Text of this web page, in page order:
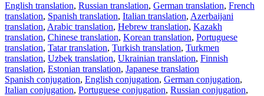
English translation, Russian translation, German translation, French
translation, Spanish translation, Italian translation, Azerbaijani
translation, Arabic translation, Hebrew translation, Kazakh
translation, Chinese translation, Korean translation, Portuguese
translation, Tatar translation, Turkish translation, Turkmen
translation, Uzbek translation, Ukrainian translation, Finnish
translation, Estonian translation, Japanese translation
Spanish conjugation, English conjugation, German conjugation,
Italian conjugation, Portuguese conjugation, Russian conjugation,